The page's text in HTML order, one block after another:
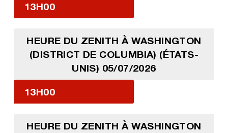
13H00
HEURE DU ZENITH À WASHINGTON
(DISTRICT DE COLUMBIA) (ÉTATS-
UNIS) 05/07/2026
13H00
HEURE DU ZENITH À WASHINGTON